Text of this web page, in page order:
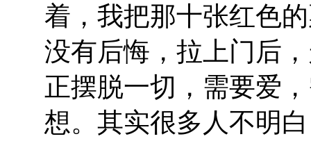
着，我把那十张红色
没有后悔，拉上门后
正摆脱一切，需要爱
想。其实很多人不明